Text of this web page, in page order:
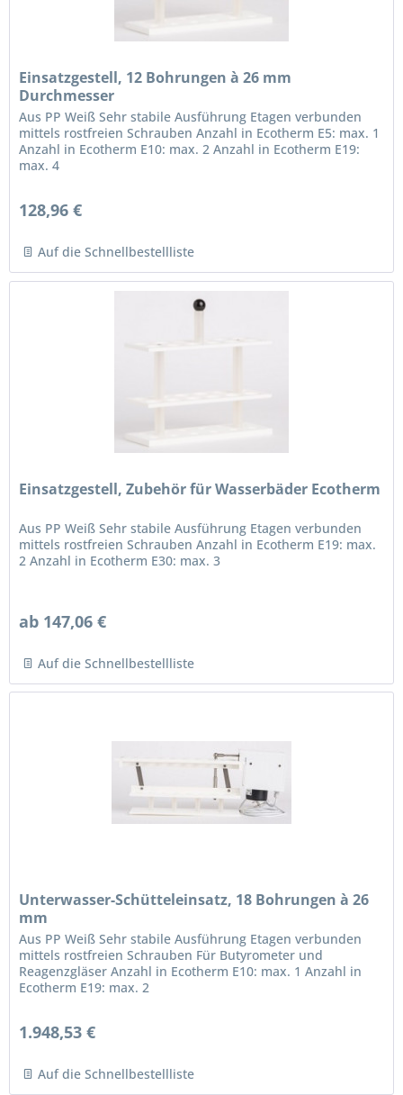
Einsatzgestell, 12 Bohrungen à 26 mm
Durchmesser
Aus PP Weiß Sehr stabile Ausführung Etagen verbunden
mittels rostfreien Schrauben Anzahl in Ecotherm E5: max. 1
Anzahl in Ecotherm E10: max. 2 Anzahl in Ecotherm E19:
max. 4
128,96 €
Auf die Schnellbestellliste
Einsatzgestell, Zubehör für Wasserbäder Ecotherm
Aus PP Weiß Sehr stabile Ausführung Etagen verbunden
mittels rostfreien Schrauben Anzahl in Ecotherm E19: max.
2 Anzahl in Ecotherm E30: max. 3
ab 147,06 €
Auf die Schnellbestellliste
Unterwasser-Schütteleinsatz, 18 Bohrungen à 26
mm
Aus PP Weiß Sehr stabile Ausführung Etagen verbunden
mittels rostfreien Schrauben Für Butyrometer und
Reagenzgläser Anzahl in Ecotherm E10: max. 1 Anzahl in
Ecotherm E19: max. 2
1.948,53 €
Auf die Schnellbestellliste